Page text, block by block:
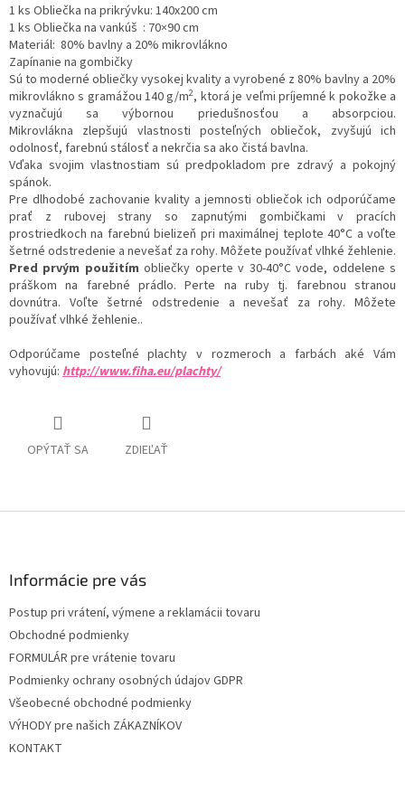
1 ks Obliečka na prikrývku: 140x200 cm
1 ks Obliečka na vankúš : 70×90 cm
Materiál: 80% bavlny a 20% mikrovlákno
Zapínanie na gombičky
Sú to moderné obliečky vysokej kvality a vyrobené z 80% bavlny a 20%
mikrovlákno s gramážou 140 g/m2, ktorá je veľmi príjemné k pokožke a
vyznačujú sa výbornou priedušnosťou a absorpciou.
Mikrovlákna zlepšujú vlastnosti posteľných obliečok, zvyšujú ich
odolnosť, farebnú stálosť a nekrčia sa ako čistá bavlna.
Vďaka svojim vlastnostiam sú predpokladom pre zdravý a pokojný
spánok.
Pre dlhodobé zachovanie kvality a jemnosti obliečok ich odporúčame
prať z rubovej strany so zapnutými gombičkami v pracích
prostriedkoch na farebnú bielizeň pri maximálnej teplote 40°C a voľte
šetrné odstredenie a nevešať za rohy. Môžete používať vlhké žehlenie.
Pred prvým použitím obliečky operte v 30-40°C vode, oddelene s
práškom na farebné prádlo. Perte na ruby tj. farebnou stranou
dovnútra. Voľte šetrné odstredenie a nevešať za rohy. Môžete
používať vlhké žehlenie..
Odporúčame posteľné plachty v rozmeroch a farbách aké Vám
vyhovujú: http://www.fiha.eu/plachty/
OPÝTAŤ SA ZDIEĽAŤ
Informácie pre vás
Postup pri vrátení, výmene a reklamácii tovaru
Obchodné podmienky
FORMULÁR pre vrátenie tovaru
Podmienky ochrany osobných údajov GDPR
Všeobecné obchodné podmienky
VÝHODY pre našich ZÁKAZNÍKOV
KONTAKT